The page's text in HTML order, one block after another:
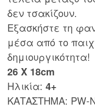
δεν τσακίζουν.
Εξασκήστε τη
μέσα από το
δημιουργικότητα!
26 Χ 18cm
Ηλικία: 4+
ΚΑΤΑΣΤΗΜΑ: PW-